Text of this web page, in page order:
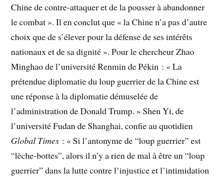
Chine de contre-attaquer et de la pousser à abandonner
le combat ». Il en conclut que « la Chine n’a pas d’autre
choix que de s’élever pour la défense de ses intérêts
nationaux et de sa dignité ». Pour le chercheur Zhao
Minghao de l’université Renmin de Pékin : « La
prétendue diplomatie du loup guerrier de la Chine est
une réponse à la diplomatie démuselée de
l’administration de Donald Trump. » Shen Yi, de
l’université Fudan de Shanghai, confie au quotidien
Global Times : « Si l’antonyme de “loup guerrier” est
“lèche-bottes”, alors il n’y a rien de mal à être un “loup
guerrier” dans la lutte contre l’injustice et l’intimidation